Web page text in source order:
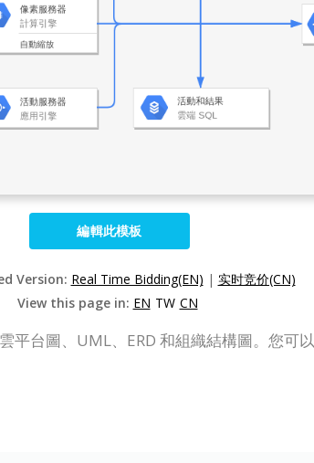
編輯此模板
Version: Real Time Bidding(EN) | 实时竞价(CN)
View this page in: EN TW CN
台圖、UML、ERD 和組織結構圖。您可